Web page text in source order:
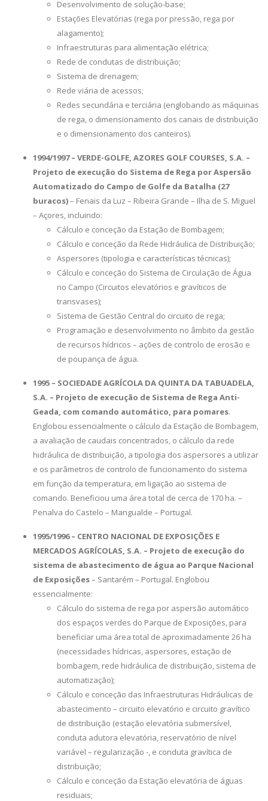
Desenvolvimento de solução-base;
Estações Elevatórias (rega por pressão, rega por
alagamento);
Infraestruturas para alimentação elétrica;
Rede de condutas de distribuição;
Sistema de drenagem;
Rede viária de acessos;
Redes secundária e terciária (englobando as máquinas
de rega, o dimensionamento dos canais de distribuição
e o dimensionamento dos canteiros).
1994/1997 – VERDE-GOLFE, AZORES GOLF COURSES, S.A. –
Projeto de execução do Sistema de Rega por Aspersão
Automatizado do Campo de Golfe da Batalha (27
buracos)– Fenais da Luz – Ribeira Grande – Ilha de S. Miguel
– Açores, incluindo:
Cálculo e conceção da Estação de Bombagem;
Cálculo e conceção da Rede Hidráulica de Distribuição;
Aspersores (tipologia e características técnicas);
Cálculo e conceção do Sistema de Circulação de Água
no Campo (Circuitos elevatórios e gravíticos de
transvases);
Sistema de Gestão Central do circuito de rega;
Programação e desenvolvimento no âmbito da gestão
de recursos hídricos – ações de controlo de erosão e
de poupança de água.
1995 – SOCIEDADE AGRÍCOLA DA QUINTA DA TABUADELA,
S.A. – Projeto de execução de Sistema de Rega Anti-
Geada, com comando automático, para pomares.
Englobou essencialmente o cálculo da Estação de Bombagem,
a avaliação de caudais concentrados, o cálculo da rede
hidráulica de distribuição, a tipologia dos aspersores a utilizar
e os parâmetros de controlo de funcionamento do sistema
em função da temperatura, em ligação ao sistema de
comando. Beneficiou uma área total de cerca de 170 ha. –
Penalva do Castelo – Mangualde – Portugal.
1995/1996 – CENTRO NACIONAL DE EXPOSIÇÕES E
MERCADOS AGRÍCOLAS, S.A. – Projeto de execução do
sistema de abastecimento de água ao Parque Nacional
de Exposições– Santarém – Portugal. Englobou
essencialmente:
Cálculo do sistema de rega por aspersão automático
dos espaços verdes do Parque de Exposições, para
beneficiar uma área total de aproximadamente 26 ha
(necessidades hídricas, aspersores, estação de
bombagem, rede hidráulica de distribuição, sistema de
automatização);
Cálculo e conceção das Infraestruturas Hidráulicas de
abastecimento – circuito elevatório e circuito gravítico
de distribuição (estação elevatória submersível,
conduta adutora elevatória, reservatório de nível
variável – regularização -, e conduta gravítica de
distribuição;
Cálculo e conceção da Estação elevatória de águas
residuais;